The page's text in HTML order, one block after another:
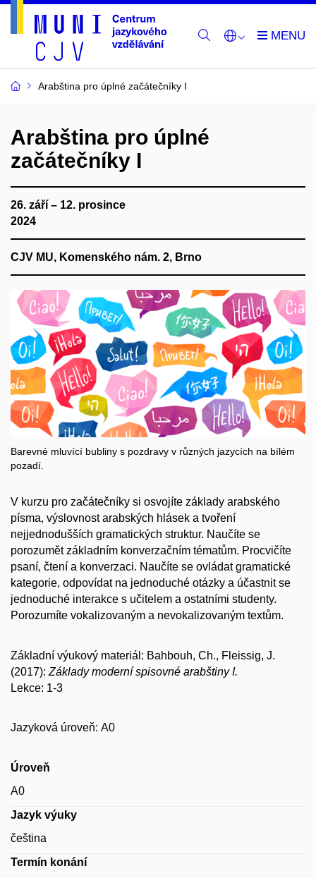
Arabština pro úplné začátečníky I
Arabština pro úplné
začátečníky I
26. září – 12. prosince
2024
CJV MU, Komenského nám. 2, Brno
Barevné mluvící bubliny s pozdravy v různých jazycích na bílém
pozadí.
V kurzu pro začátečníky si osvojíte základy arabského
písma, výslovnost arabských hlásek a tvoření
nejjednodušších gramatických struktur. Naučíte se
porozumět základním konverzačním tématům. Procvičíte
psaní, čtení a konverzaci. Naučíte se ovládat gramatické
kategorie, odpovídat na jednoduché otázky a účastnit se
jednoduché interakce s učitelem a ostatními studenty.
Porozumíte vokalizovaným a nevokalizovaným textům.
Základní výukový materiál: Bahbouh, Ch., Fleissig, J.
(2017): Základy moderní spisovné arabštiny I.
Lekce: 1-3
Jazyková úroveň: A0
Úroveň
A0
Jazyk výuky
čeština
Termín konání